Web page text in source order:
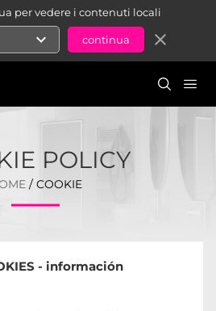
per vedere i contenuti locali
expand_more close
POLICY
/ COOKIE
- información